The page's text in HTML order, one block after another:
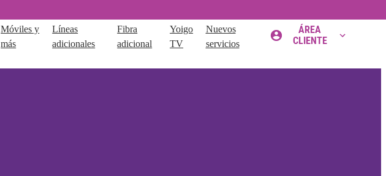
Móviles y
más
Líneas
adicionales
Fibra
adicional
Yoigo
TV
Nuevos
servicios
ÁREA
CLIENTE